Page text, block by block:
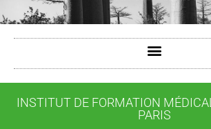
INSTITUT DE FORMATION
PARIS